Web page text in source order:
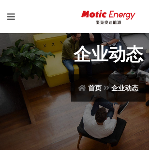
企业动态
首页 企业动态